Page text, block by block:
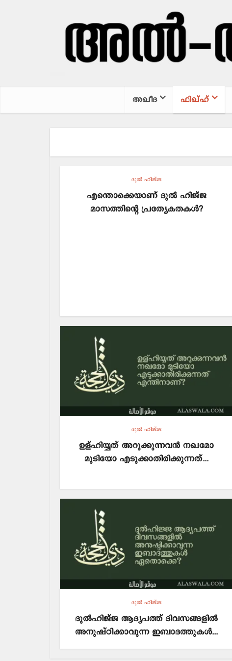
അഖീദ ഫിഖ്ഹ്
ദുല്‍ ഹിജ്ജ
എന്തൊക്കെയാണ് ദുൽ ഹിജ്ജ
മാസത്തിന്റെ പ്രത്യേകതകൾ?
ദുല്‍ ഹിജ്ജ
ഉള്ഹിയ്യത് അറുക്കുന്നവന്‍ നഖമോ
മുടിയോ എടുക്കാതിരിക്കുന്നത്...
ദുല്‍ ഹിജ്ജ
ദുൽഹിജ്ജ ആദ്യപത്ത് ദിവസങ്ങളിൽ
അനുഷ്ഠിക്കാവുന്ന ഇബാദത്തുകൾ...